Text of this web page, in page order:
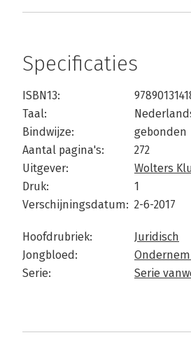
Specificaties
ISBN13:
Taal:
Bindwijze:
gebonden
Aantal pagina's:
272
Uitgever:
Wolters
Druk:
1
Verschijningsdatum: 2-6-2017
Hoofdrubriek:
Juridisch
Jongbloed:
Serie:
Serie